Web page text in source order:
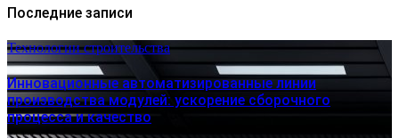
Последние записи
Технологии строительства
Инновационные автоматизированные линии
производства модулей: ускорение сборочного
процесса и качество